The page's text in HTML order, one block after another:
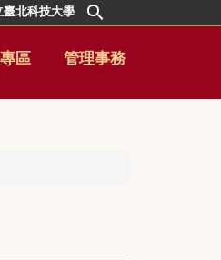
臺北科技大學
區 管理事務